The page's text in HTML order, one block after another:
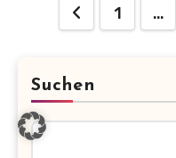
Beiträge
1 …
Suchen